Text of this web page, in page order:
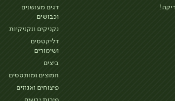
דגים מעושנים
וכבושים
נקניקים ונקניקיות
דליקטסים
ושימורים
ביצים
חמוצים ומותססים
פיצוחים ואגוזים